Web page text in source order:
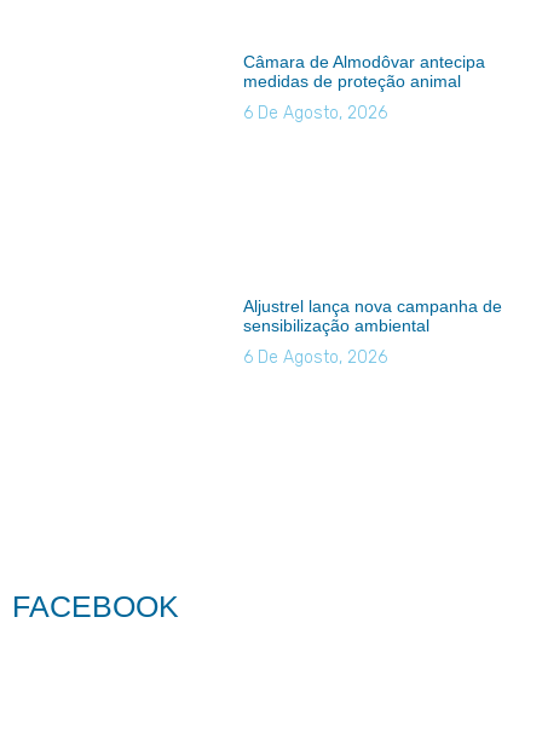
Câmara de Almodôvar antecipa
medidas de proteção animal
6 De Agosto, 2026
Aljustrel lança nova campanha de
sensibilização ambiental
6 De Agosto, 2026
FACEBOOK